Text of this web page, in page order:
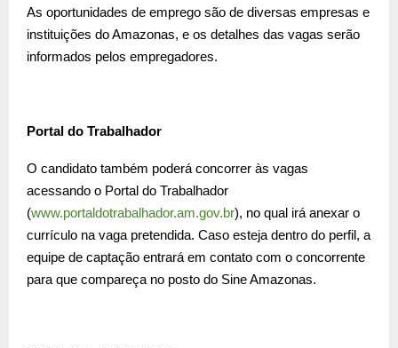
As oportunidades de emprego são de diversas empresas e
instituições do Amazonas, e os detalhes das vagas serão
informados pelos empregadores.
Portal do Trabalhador
O candidato também poderá concorrer às vagas
acessando o Portal do Trabalhador
(www.portaldotrabalhador.am.gov.br), no qual irá anexar o
currículo na vaga pretendida. Caso esteja dentro do perfil, a
equipe de captação entrará em contato com o concorrente
para que compareça no posto do Sine Amazonas.